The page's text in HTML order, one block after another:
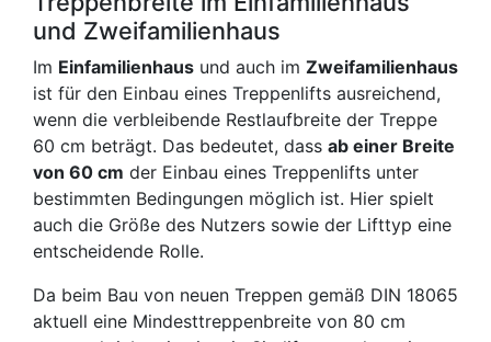
und Zweifamilienhaus
Im Einfamilienhaus und auch im Zweifamilienhaus
ist für den Einbau eines Treppenlifts ausreichend,
wenn die verbleibende Restlaufbreite der Treppe
60 cm beträgt. Das bedeutet, dass ab einer Breite
von 60 cm der Einbau eines Treppenlifts unter
bestimmten Bedingungen möglich ist. Hier spielt
auch die Größe des Nutzers sowie der Lifttyp eine
entscheidende Rolle.
Da beim Bau von neuen Treppen gemäß DIN 18065
aktuell eine Mindesttreppenbreite von 80 cm